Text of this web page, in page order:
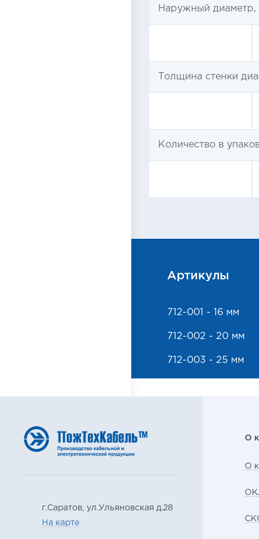
Наружный диаметр,
Толщина стенки
Количество в
Артикулы
712-001 - 16 мм
712-002 - 20 мм
712-003 - 25 мм
г.Саратов, ул.Ульяновская д.28
На карте
О
О